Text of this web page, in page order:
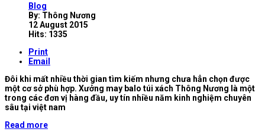
Blog
By: Thông Nương
12 August 2015
Hits: 1335
Print
Email
Đôi khi mất nhiều thời gian tìm kiếm nhưng chưa hẳn chọn được
một cơ sở phù hợp. Xưởng may balo túi xách Thông Nương là một
trong các đơn vị hàng đầu, uy tín nhiều năm kinh nghiệm chuyên
sâu tại việt nam
Read more